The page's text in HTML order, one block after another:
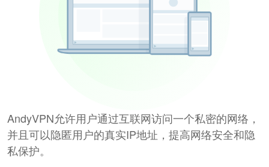
AndyVPN允许用户通过互联网访问一个私密的网络，
并且可以隐匿用户的真实IP地址，提高网络安全和隐
私保护。